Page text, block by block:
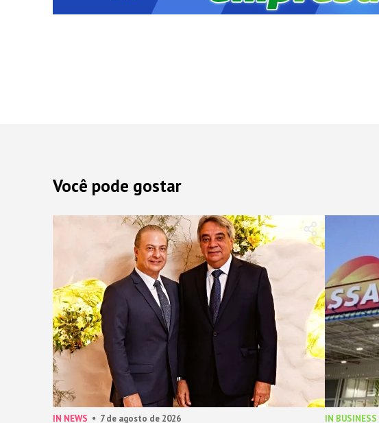
Você pode gostar
IN NEWS 7 de agosto de 2026 IN BUSINESS